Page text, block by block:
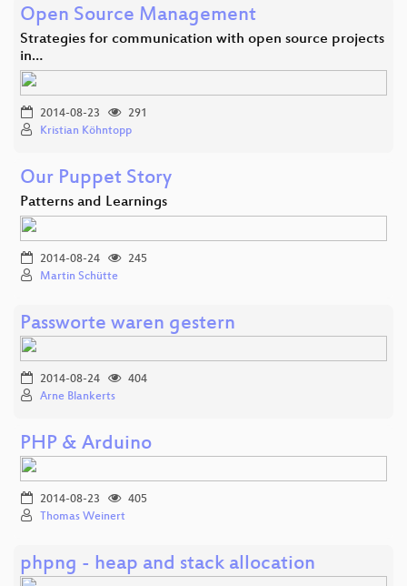
Open Source Management
Strategies for communication with open source projects
in…
2014-08-23
291
Kristian Köhntopp
Our Puppet Story
Patterns and Learnings
2014-08-24
245
Martin Schütte
Passworte waren gestern
2014-08-24
404
Arne Blankerts
PHP & Arduino
2014-08-23
405
Thomas Weinert
phpng - heap and stack allocation